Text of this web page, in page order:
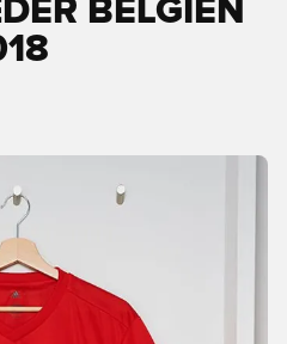
BELGIEN